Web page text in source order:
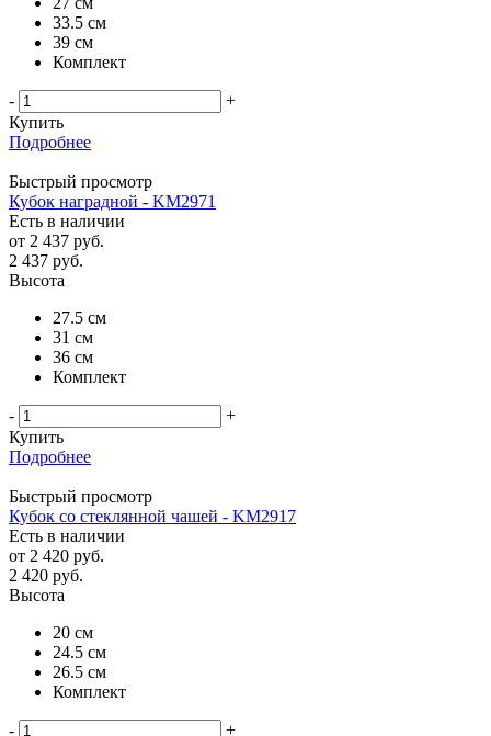
33.5 см
39 см
Комплект
-
+
Купить
Подробнее
Быстрый просмотр
Кубок наградной - KM2971
Есть в наличии
от 2 437 руб.
2 437 руб.
Высота
27.5 см
31 см
36 см
Комплект
-
+
Купить
Подробнее
Быстрый просмотр
Кубок со стеклянной чашей - KM2917
Есть в наличии
от 2 420 руб.
2 420 руб.
Высота
20 см
24.5 см
26.5 см
Комплект
-
+